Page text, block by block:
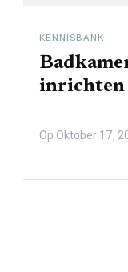
KENNISBANK
inrichten
Op Oktober 17,